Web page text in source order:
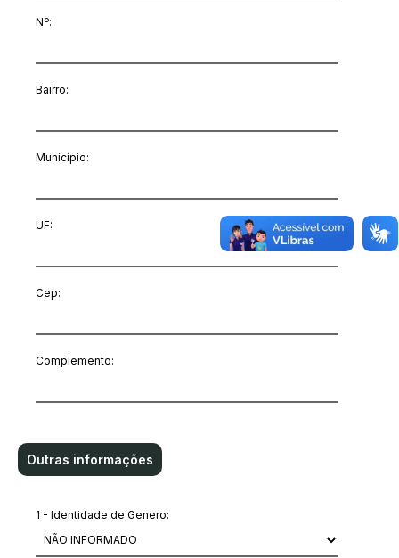
Nº:
Bairro:
Município:
UF:
Cep:
Complemento:
Outras informações
1 - Identidade de Genero: